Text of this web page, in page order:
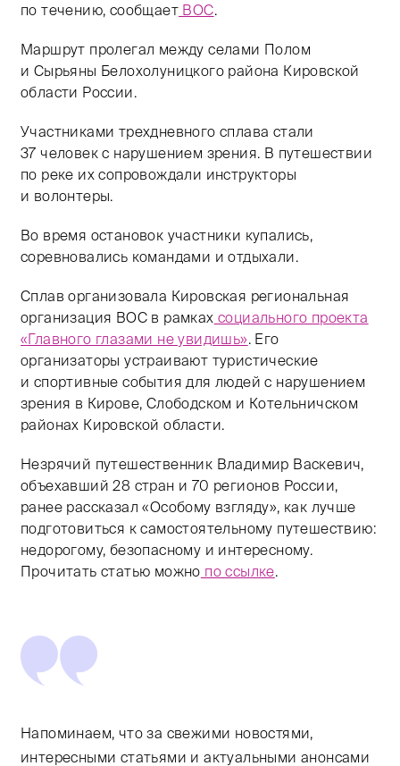
по течению, сообщает ВОС.
Маршрут пролегал между селами Полом
и Сырьяны Белохолуницкого района Кировской
области России.
Участниками трехдневного сплава стали
37 человек с нарушением зрения. В путешествии
по реке их сопровождали инструкторы
и волонтеры.
Во время остановок участники купались,
соревновались командами и отдыхали.
Сплав организовала Кировская региональная
организация ВОС в рамках социального проекта
«Главного глазами не увидишь». Его
организаторы устраивают туристические
и спортивные события для людей с нарушением
зрения в Кирове, Слободском и Котельничском
районах Кировской области.
Незрячий путешественник Владимир Васкевич,
объехавший 28 стран и 70 регионов России,
ранее рассказал «Особому взгляду», как лучше
подготовиться к самостоятельному путешествию:
недорогому, безопасному и интересному.
Прочитать статью можно по ссылке.
Напоминаем, что за свежими новостями,
интересными статьями и актуальными анонсами